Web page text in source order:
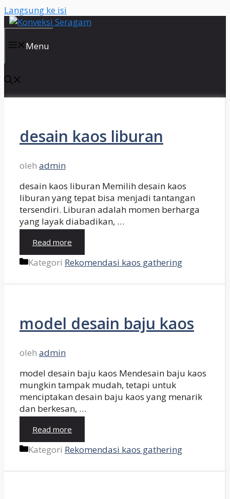
Langsung ke isi
Menu
desain kaos liburan
oleh admin
desain kaos liburan Memilih desain kaos
liburan yang tepat bisa menjadi tantangan
tersendiri. Liburan adalah momen berharga
yang layak diabadikan, …
Read more
Kategori Rekomendasi kaos gathering
model desain baju kaos
oleh admin
model desain baju kaos Mendesain baju kaos
mungkin tampak mudah, tetapi untuk
menciptakan desain baju kaos yang menarik
dan berkesan, …
Read more
Kategori Rekomendasi kaos gathering